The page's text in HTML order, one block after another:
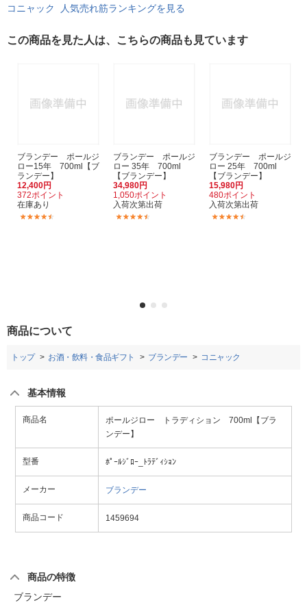
コニャック 人気売れ筋ランキングを見る
この商品を見た人は、こちらの商品も見ています
ブランデー ポールジ
ロー15年 700ml【ブ
ランデー】
12,400円
372ポイント
在庫あり
ブランデー ポールジ
ロー 35年 700ml
【ブランデー】
34,980円
1,050ポイント
入荷次第出荷
ブランデー ポールジ
ロー 25年 700ml
【ブランデー】
15,980円
480ポイント
入荷次第出荷
商品について
トップ お酒・飲料・食品ギフト ブランデー コニャック
基本情報
商品名
ポールジロー トラディション 700ml【ブラ
ンデー】
型番 ﾎﾟｰﾙｼﾞﾛｰ_ﾄﾗﾃﾞｨｼｮﾝ
メーカー ブランデー
商品コード 1459694
商品の特徴
ブランデー